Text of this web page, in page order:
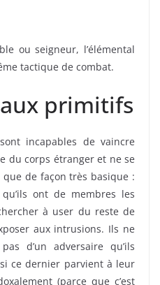
ou seigneur, l’élémental
tactique de combat.
primitifs
incapables de vaincre
du corps étranger et ne se
de façon très basique :
ont de membres les
à user du reste de
aux intrusions. Ils ne
d’un adversaire qu’ils
ce dernier parvient à leur
(parce que c’est